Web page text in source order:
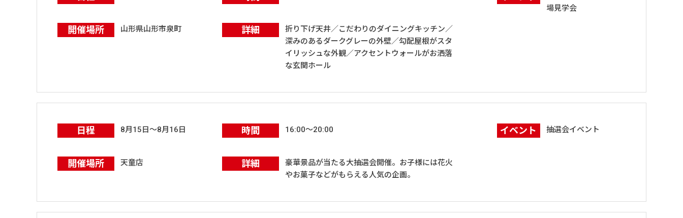
場見学会
開催場所 山形県山形市泉町 詳細
折り下げ天井／こだわりのダイニングキッチン／
深みのあるダークグレーの外壁／勾配屋根がスタ
イリッシュな外観／アクセントウォールがお洒落
な玄関ホール
日程 8月15日～8月16日 時間 16:00～20:00 イベント 抽選会イベント
開催場所 天童店 詳細
豪華景品が当たる大抽選会開催。お子様には花火
やお菓子などがもらえる人気の企画。